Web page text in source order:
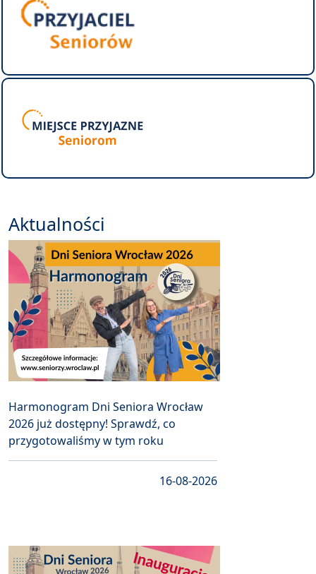
Aktualności
Harmonogram Dni Seniora Wrocław
2026 już dostępny! Sprawdź, co
przygotowaliśmy w tym roku
16-08-2026